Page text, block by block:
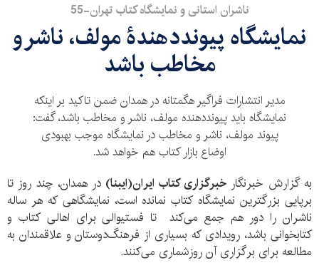
ناشران استانی و نمایشگاه کتاب تهران-55
نمایشگاه پیونددهندۀ مولف، ناشر و
مخاطب باشد
مدیر انتشارات فراگیر هگمتانه در همدان ضمن تاکید بر اینکه
نمایشگاه باید پیونددهنده‌ مولف، ناشر و مخاطب باشد، گفت:
پیوند مولف، ناشر و مخاطب در نمایشگاه موجب بهبودی
اوضاع بازار کتاب هم خواهد شد.
به گزارش خبرنگار خبرگزاری کتاب ایران(ایبنا) در همدان، چند روز تا
برپایی بزرگترین نمایشگاه کتاب نمانده است، نمایشگاهی که هر ساله
ناشران را دور هم جمع می‌کند تا فستیوالی برای اهالی کتاب و
کتابخوانی باشد، رویدادی که بسیاری از فرهنگ‌دوستان و علاقمندان به
مطالعه برای برگزاری آن روزشماری می‌کنند.